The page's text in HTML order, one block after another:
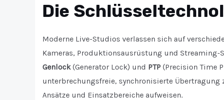
Die
Moderne Live-Studios verlassen sich auf
Kameras, Produktionsausrüstung und Streaming-
Genlock(Generator Lock) und PTP (Precision Time
unterbrechungsfreie, synchronisierte
Ansätze und Einsatzbereiche aufweisen.